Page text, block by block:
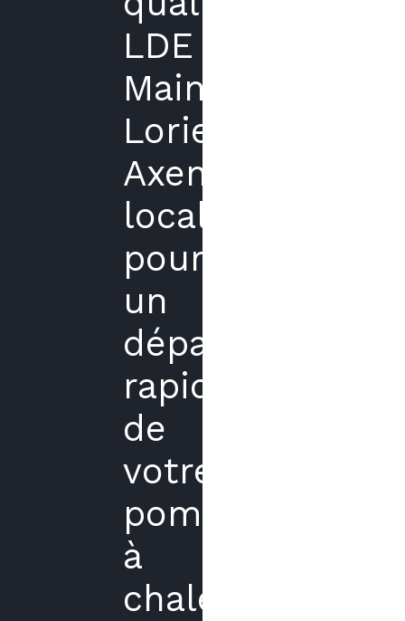
LDE
Maintenance
Lorient
Axenergie
local
pour
un
dépannage
rapide
de
votre
pompe
à
chaleur